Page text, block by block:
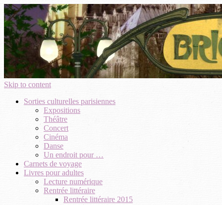
Skip to content
Sorties culturelles parisiennes
Expositions
Théâtre
Concert
Cinéma
Danse
Un endroit pour …
Carnets de voyage
Livres pour adultes
Lecture numérique
Rentrée littéraire
Rentrée littéraire 2015